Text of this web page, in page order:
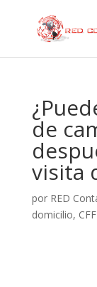
de
visita
por RED
domicilio, CFF